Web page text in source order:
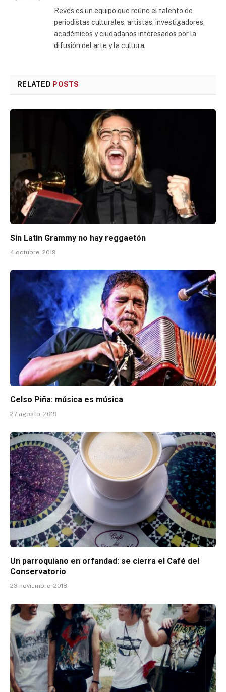
Revés es un equipo que reúne el talento de
periodistas culturales, artistas, investigadores,
académicos y ciudadanos interesados por la
difusión del arte y la cultura.
RELATED POSTS
Sin Latin Grammy no hay reggaetón
4 octubre, 2019
Celso Piña: música es música
27 agosto, 2019
Un parroquiano en orfandad: se cierra el Café del
Conservatorio
23 noviembre, 2018